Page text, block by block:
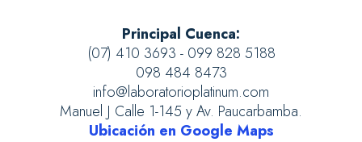
Principal Cuenca:
(07) 410 3693 - 099 828 5188
098 484 8473
info@laboratorioplatinum.com
Manuel J Calle 1-145 y Av. Paucarbamba.
Ubicación en Google Maps